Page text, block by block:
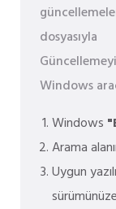
Windows
Windows
Arama
Uygun